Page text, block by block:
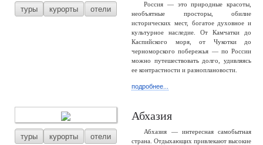
туры курорты отели
Россия — это природные красоты,
необъятные просторы, обилие
исторических мест, богатое духовное и
культурное наследие. От Камчатки до
Каспийского моря, от Чукотки до
черноморского побережья — по России
можно путешествовать долго, удивляясь
ее контрастности и разноплановости.
подробнее...
туры курорты отели
Абхазия
Абхазия — интересная самобытная
страна. Отдыхающих привлекают высокие